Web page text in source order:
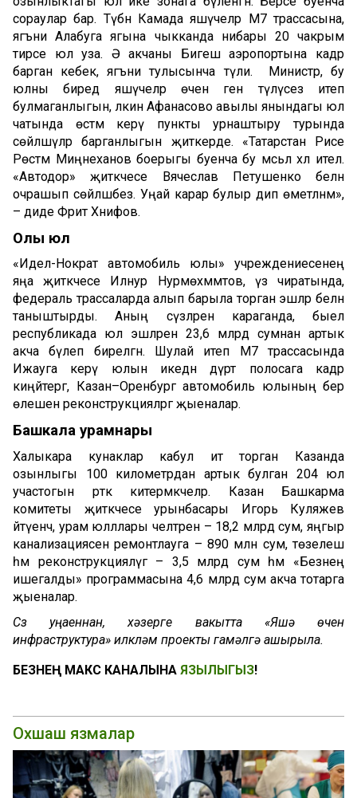
сораулар бар. Түбән Камада яшәүчеләр М7 трассасына,
ягъни Алабуга ягына чыкканда нибары 20 чакрым
тирәсе юл уза. Ә акчаны Бигеш аэропортына кадәр
барган кебек, ягъни тулысынча түли. Министр, бу
юлны биредә яшәүчеләр өчен генә түләүсез итеп
булмаганлыгын, ләкин Афанасово авылы янындагы юл
чатында өстәмә керү пункты урнаштыру турында
сөйләшүләр барганлыгын җиткерде. «Татарстан Рәисе
Рөстәм Миңнеханов боерыгы буенча бу мәсьәлә хәл ителә.
«Автодор» җитәкчесе Вячеслав Петушенко белән
очрашып сөйләшәбез. Уңай карар булыр дип өметләнәм»,
– диде Фәрит Хәнифов.
Олы юл
«Идел-Нократ автомобиль юлы» учреждениесенең
яңа җитәкчесе Илнур Нурмөхәммәтов, үз чиратында,
федераль трассаларда алып барыла торган эшләр белән
таныштырды. Аның сүзләренә караганда, быел
республикада юл эшләренә 23,6 млрд сумнан артык
акча бүлеп бирелгән. Шулай итеп М7 трассасында
Ижауга керү юлын икедән дүрт полосага кадәр
киңәйтергә, Казан–Оренбург автомобиль юлының бер
өлешен реконструкцияләргә җыеналар.
Башкала урамнары
Халыкара кунаклар кабул итә торган Казанда
озынлыгы 100 километрдан артык булган 204 юл
участогын рәткә китермәкчеләр. Казан Башкарма
комитеты җитәкчесе урынбасары Игорь Куляжев
әйтүенчә, урам юлллары челтәренә – 18,2 млрд сум, яңгыр
канализациясен ремонтлауга – 890 млн сум, төзелеш
һәм реконструкцияләүгә – 3,5 млрд сум һәм «Безнең
ишегалды» программасына 4,6 млрд сум акча тотарга
җыеналар.
Сүз уңаеннан, хәзерге вакытта «Яшәү өчен
инфраструктура» илкүләм проекты гамәлгә ашырыла.
БЕЗНЕҢ МАКС КАНАЛЫНА ЯЗЫЛЫГЫЗ!
Охшаш язмалар